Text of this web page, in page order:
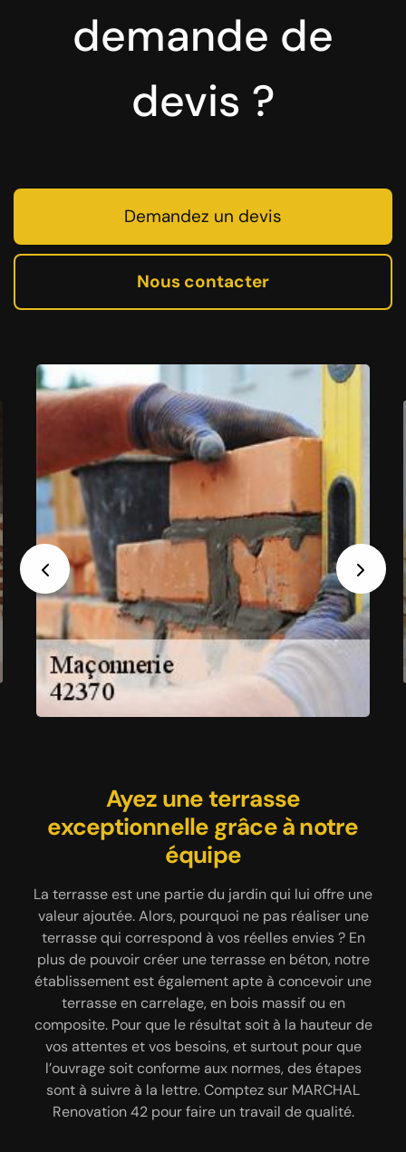
demande de
devis ?
Demandez un devis
Nous contacter
Previous Next
Ayez une terrasse
exceptionnelle grâce à notre
équipe
La terrasse est une partie du jardin qui lui offre une
valeur ajoutée. Alors, pourquoi ne pas réaliser une
terrasse qui correspond à vos réelles envies ? En
plus de pouvoir créer une terrasse en béton, notre
établissement est également apte à concevoir une
terrasse en carrelage, en bois massif ou en
composite. Pour que le résultat soit à la hauteur de
vos attentes et vos besoins, et surtout pour que
l’ouvrage soit conforme aux normes, des étapes
sont à suivre à la lettre. Comptez sur MARCHAL
Renovation 42 pour faire un travail de qualité.
Des travaux de maçonnerie
42370 pas chers avec
MARCHAL Renovation 42
Vous avez un budget bien précis pour concrétiser
votre projet de maçonnerie 42370 ? N’hésitez pas à
nous le communiquer. En effet, nous pourrons
étudier la faisabilité de votre projet en fonction de
votre budget. Ensuite, notre entreprise de
maçonnerie MARCHAL Renovation 42 va avancer
une solution en adéquation avec vos moyens
financiers. Vous l’aurez compris, MARCHAL
Renovation 42 est un maçon pas cher près de chez
vous. Non seulement nous proposons le meilleur
prix maçonnerie à Renaison, mais notre entreprise
Professionnel en pose de dalle
béton
En tant que spécialiste en maçonnerie à Renaison,
cela va de soi que l’entreprise MARCHAL
Renovation 42 détienne les qualifications requises
pour réaliser une pose de dalle béton. Le coulage
de béton est une opération à faire avec minutie et
précision, de sorte que la surface bétonnée soit
bien solide et conforme aux normes requises. Notre
équipe peut se mettre à votre disposition pour une
pose de dalle béton en vue de créer un pourtour de
piscine, une terrasse plain-pied ou en hauteur, des
allées de jardin, etc.